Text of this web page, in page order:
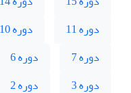
دوره 11
دوره 10
دوره 7
دوره 6
دوره 3
دوره 2